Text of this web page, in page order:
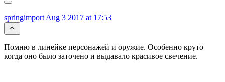
springimport Aug 3 2017 at 17:53
Помню в линейке персонажей и оружие. Особенно круто
когда оно было заточено и выдавало красивое свечение.